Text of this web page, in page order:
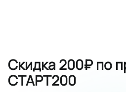
Скидка 200₽ по
СТАРТ200